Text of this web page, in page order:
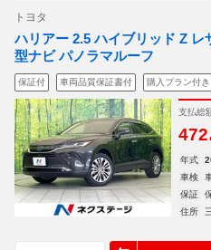
トヨタ
ハリアー 2.5 ハイブリッド Z
型ナビ パノラマルーフ
保証付 車両品質保証書付 購入プラン付き
支払総
472
年式
車検
保証
住所